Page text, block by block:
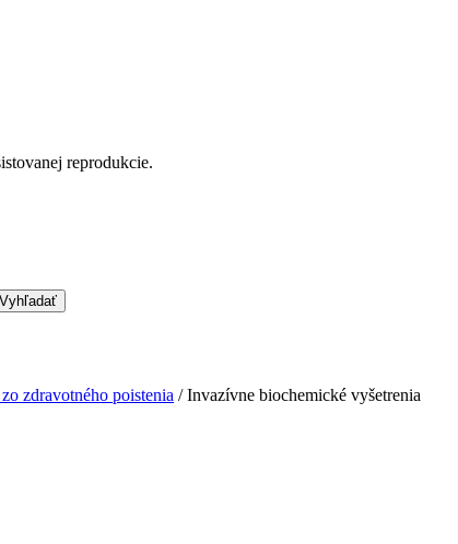
reprodukcie.
Vyhľadať
zdravotného poistenia /Invazívne biochemické vyšetrenia